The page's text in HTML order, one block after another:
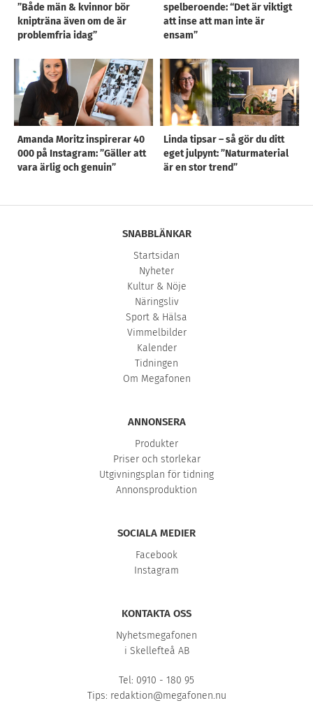
”Både män & kvinnor bör
knipträna även om de är
problemfria idag”
spelberoende: “Det är viktigt
att inse att man inte är
ensam”
Amanda Moritz inspirerar 40
000 på Instagram: ”Gäller att
vara ärlig och genuin”
Linda tipsar – så gör du ditt
eget julpynt: ”Naturmaterial
är en stor trend”
SNABBLÄNKAR
Startsidan
Nyheter
Kultur & Nöje
Näringsliv
Sport & Hälsa
Vimmelbilder
Kalender
Tidningen
Om Megafonen
ANNONSERA
Produkter
Priser och storlekar
Utgivningsplan för tidning
Annonsproduktion
SOCIALA MEDIER
Facebook
Instagram
KONTAKTA OSS
Nyhetsmegafonen
i Skellefteå AB
Tel: 0910 - 180 95
Tips: redaktion@megafonen.nu